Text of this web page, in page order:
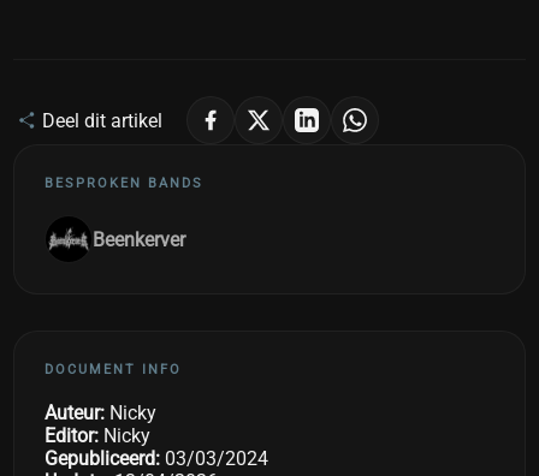
Deel dit artikel
BESPROKEN BANDS
Beenkerver
DOCUMENT INFO
Auteur: Nicky
Editor: Nicky
Gepubliceerd: 03/03/2024